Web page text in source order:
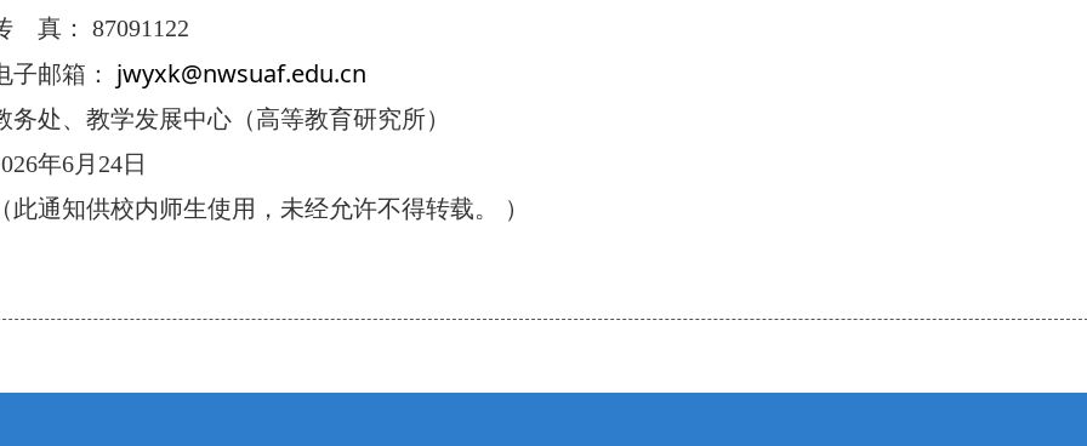
真： 87091122
子邮箱： jwyxk@nwsuaf.edu.cn
务处、教学发展中心（高等教育研究所）
年6月24日
此通知供校内师生使用，未经允许不得转载。 ）